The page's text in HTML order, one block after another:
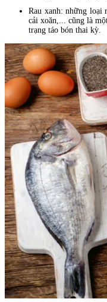
Rau xanh: những loại
cải xoăn,... cũng là
trạng táo bón thai kỳ.